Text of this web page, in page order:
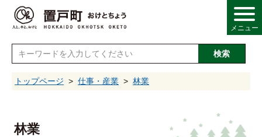
メニュー
検索
トップページ 仕事・産業 林業
林業